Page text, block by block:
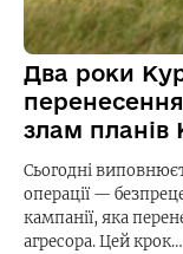
Два роки
злам планів
Сьогодні
операції —
кампанії, яка
агресора. Цей крок…